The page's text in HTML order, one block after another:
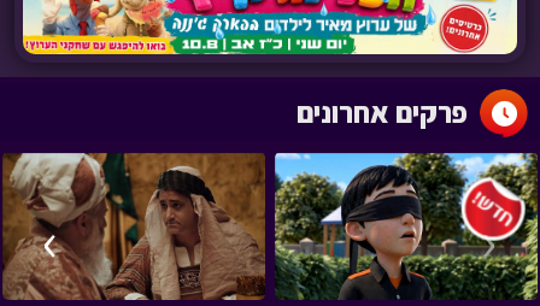
‹
›